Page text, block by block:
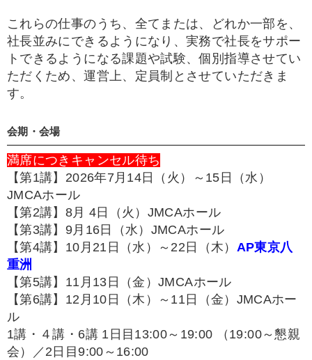
これらの仕事のうち、全てまたは、どれか一部を、
社長並みにできるようになり、実務で社長をサポー
トできるようになる課題や試験、個別指導させてい
ただくため、運営上、定員制とさせていただきま
す。
会期・会場
満席につきキャンセル待ち
【第1講】2026年7月14日（火）～15日（水）
JMCAホール
【第2講】8月 4日（火）JMCAホール
【第3講】9月16日（水）JMCAホール
【第4講】10月21日（水）～22日（木） AP東京八
重洲
【第5講】11月13日（金）JMCAホール
【第6講】12月10日（木）～11日（金）JMCAホー
ル
1講・４講・6講 1日目13:00～19:00 （19:00～懇親
会）／2日目9:00～16:00